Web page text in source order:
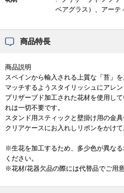
ベアグラス）、アーテ
商品特長
商品説明
スペインから輸入される上質な「苔」
マッチするようスタイリッシュにアレン
プリザーブド加工された花材を使用し
れは一切不要です。
スタンド用スティックと壁掛け用の金
クリアケースにお入れしリボンをかけて
※生花を加工するため、多少色が異な
ください。
※花材/花器欠品の際には代替品でご用